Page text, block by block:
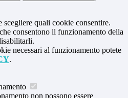
scegliere quali cookie consentire.
consentono il funzionamento della
necessari al funzionamento potete
.
non possono essere